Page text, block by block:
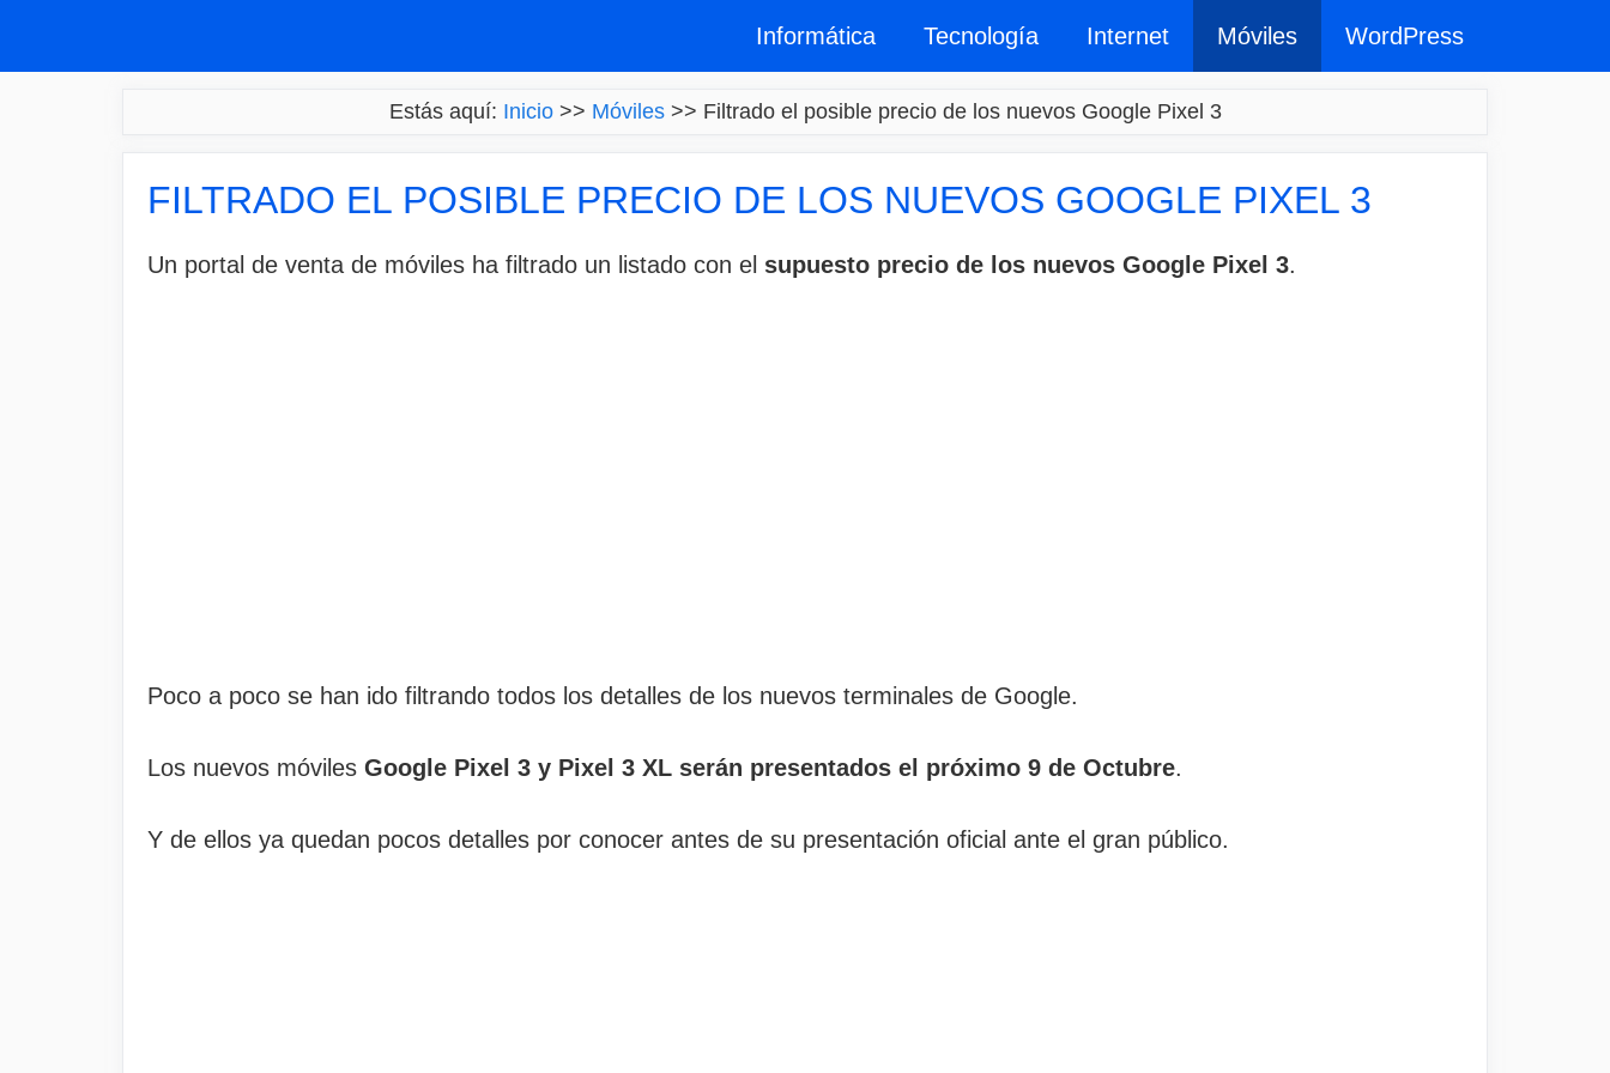
Informática Tecnología Internet Móviles WordPress
Estás aquí: Inicio>> Móviles>> Filtrado el posible precio de los nuevos Google Pixel 3
FILTRADO EL POSIBLE PRECIO DE LOS NUEVOS GOOGLE PIXEL 3
Un portal de venta de móviles ha filtrado un listado con el supuesto precio de los nuevos Google Pixel 3.
Poco a poco se han ido filtrando todos los detalles de los nuevos terminales de Google.
Los nuevos móviles Google Pixel 3 y Pixel 3 XL serán presentados el próximo 9 de Octubre.
Y de ellos ya quedan pocos detalles por conocer antes de su presentación oficial ante el gran público.